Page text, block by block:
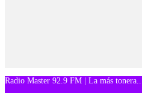
Radio Master 92.9 FM | La más